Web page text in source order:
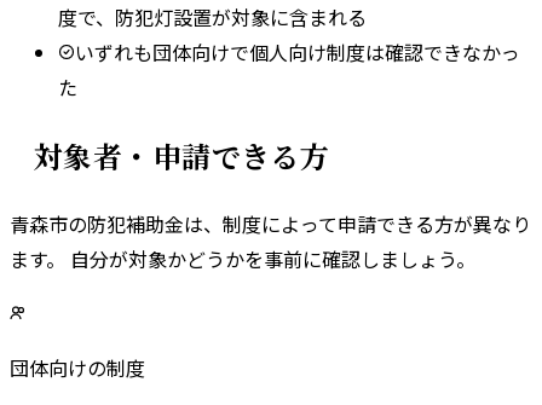
度で、防犯灯設置が対象に含まれる
いずれも団体向けで個人向け制度は確認できなかっ
た
対象者・申請できる方
青森市の防犯補助金は、制度によって申請できる方が異なり
ます。 自分が対象かどうかを事前に確認しましょう。
団体向けの制度